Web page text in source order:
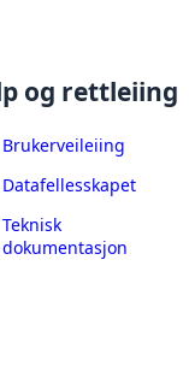
og rettleiing
Brukerveileiing
Datafellesskapet
Teknisk
dokumentasjon